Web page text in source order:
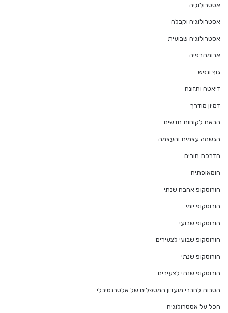
אסטרולוגיה
אסטרולוגיה וקבלה
אסטרולוגיה שבועית
ארומתרפיה
גוף ונפש
דיאטה ותזונה
דמיון מודרך
הבאת לקוחות חדשים
הגשמה עצמית והעצמה
הדרכת הורים
הומאופתיה
הורוסקופ אהבה שנתי
הורוסקופ יומי
הורוסקופ שבועי
הורוסקופ שבועי לצעירים
הורוסקופ שנתי
הורוסקופ שנתי לצעירים
הטבות לחברי מועדון המטפלים של אלטרנטיבלי
הכל על אסטרולוגיה